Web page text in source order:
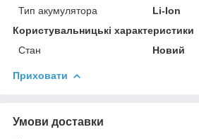
Тип акумулятора
Li-Ion
Користувальницькі характеристики
Стан
Новий
Приховати
Умови доставки